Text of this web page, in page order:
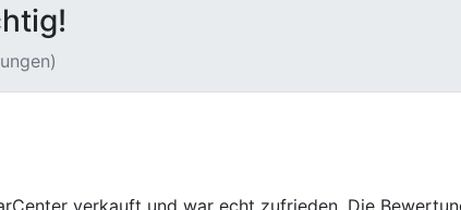
First Car Center. Die Bewertung meines